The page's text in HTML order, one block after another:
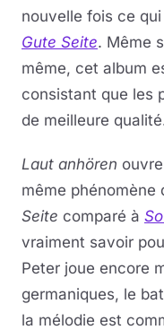
nouvelle fois ce
Gute Seite. Même
même, cet album
consistant que les
de meilleure
Laut anhören
même phénomène
Seite comparé à
vraiment savoir
Peter joue encore
germaniques, le
la mélodie est